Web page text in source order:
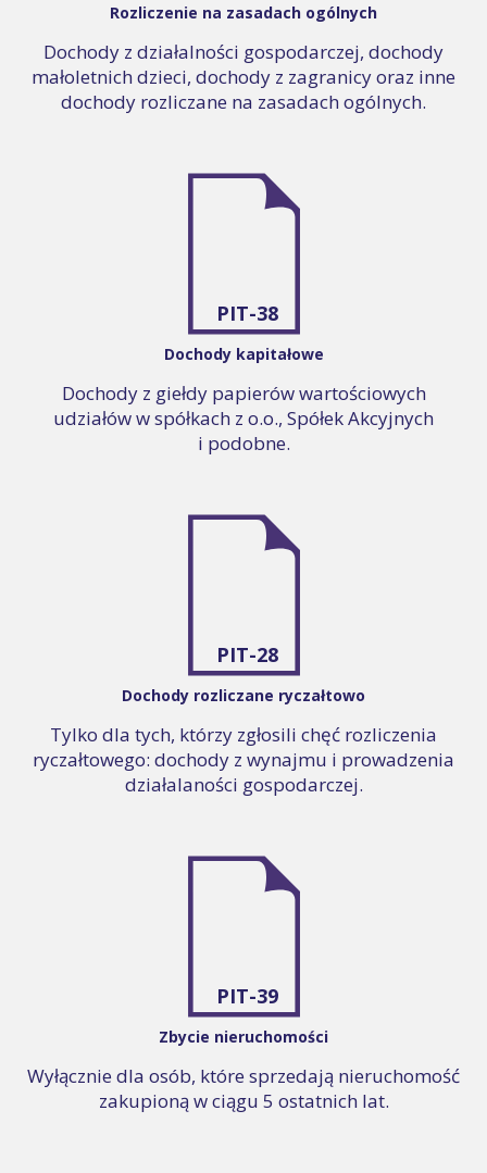
Rozliczenie na zasadach ogólnych
Dochody z działalności gospodarczej, dochody
małoletnich dzieci, dochody z zagranicy oraz inne
dochody rozliczane na zasadach ogólnych.
PIT-38
Dochody kapitałowe
Dochody z giełdy papierów wartościowych
udziałów w spółkach z o.o., Spółek Akcyjnych
i podobne.
PIT-28
Dochody rozliczane ryczałtowo
Tylko dla tych, którzy zgłosili chęć rozliczenia
ryczałtowego: dochody z wynajmu i prowadzenia
działalaności gospodarczej.
PIT-39
Zbycie nieruchomości
Wyłącznie dla osób, które sprzedają nieruchomość
zakupioną w ciągu 5 ostatnich lat.